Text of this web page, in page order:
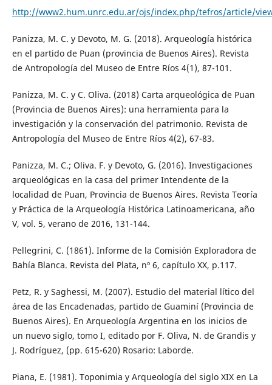
http://www2.hum.unrc.edu.ar/ojs/index.php/tefros/article/
Panizza, M. C. y Devoto, M. G. (2018). Arqueología histórica
en el partido de Puan (provincia de Buenos Aires). Revista
de Antropología del Museo de Entre Ríos 4(1), 87-101.
Panizza, M. C. y C. Oliva. (2018) Carta arqueológica de Puan
(Provincia de Buenos Aires): una herramienta para la
investigación y la conservación del patrimonio. Revista de
Antropología del Museo de Entre Ríos 4(2), 67-83.
Panizza, M. C.; Oliva. F. y Devoto, G. (2016). Investigaciones
arqueológicas en la casa del primer Intendente de la
localidad de Puan, Provincia de Buenos Aires. Revista Teoría
y Práctica de la Arqueología Histórica Latinoamericana, año
V, vol. 5, verano de 2016, 131-144.
Pellegrini, C. (1861). Informe de la Comisión Exploradora de
Bahía Blanca. Revista del Plata, nº 6, capítulo XX, p.117.
Petz, R. y Saghessi, M. (2007). Estudio del material lítico del
área de las Encadenadas, partido de Guaminí (Provincia de
Buenos Aires). En Arqueología Argentina en los inicios de
un nuevo siglo, tomo I, editado por F. Oliva, N. de Grandis y
J. Rodríguez, (pp. 615-620) Rosario: Laborde.
Piana, E. (1981). Toponimia y Arqueología del siglo XIX en La